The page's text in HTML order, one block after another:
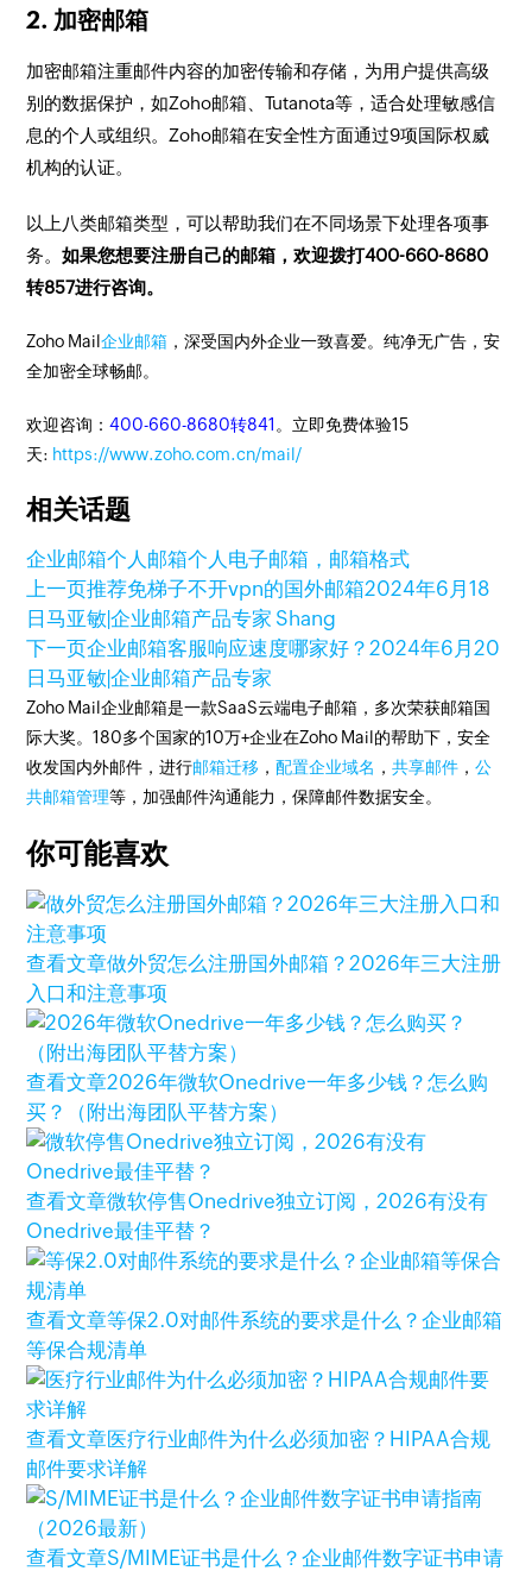
2. 加密邮箱
加密邮箱注重邮件内容的加密传输和存储，为用户提供高级
别的数据保护，如Zoho邮箱、Tutanota等，适合处理敏感信
息的个人或组织。Zoho邮箱在安全性方面通过9项国际权威
机构的认证。
以上八类邮箱类型，可以帮助我们在不同场景下处理各项事
务。如果您想要注册自己的邮箱，欢迎拨打400-660-8680
转857进行咨询。
Zoho Mail企业邮箱 ，深受国内外企业一致喜爱。纯净无广告，安
全加密全球畅邮。
欢迎咨询：400-660-8680转841 。立即免费体验15
天: https://www.zoho.com.cn/mail/
相关话题
企业邮箱个人邮箱个人电子邮箱，邮箱格式
上一页推荐免梯子不开vpn的国外邮箱2024年6月18
日马亚敏|企业邮箱产品专家 Shang
下一页企业邮箱客服响应速度哪家好？2024年6月20
日马亚敏|企业邮箱产品专家
Zoho Mail企业邮箱是一款SaaS云端电子邮箱，多次荣获邮箱国
际大奖。180多个国家的10万+企业在Zoho Mail的帮助下，安全
收发国内外邮件，进行邮箱迁移 ，配置企业域名 ，共享邮件 ，公
共邮箱管理等，加强邮件沟通能力，保障邮件数据安全。
你可能喜欢
查看文章做外贸怎么注册国外邮箱？2026年三大注册
入口和注意事项
查看文章2026年微软Onedrive一年多少钱？怎么购
买？（附出海团队平替方案）
查看文章微软停售Onedrive独立订阅，2026有没有
Onedrive最佳平替？
查看文章等保2.0对邮件系统的要求是什么？企业邮箱
等保合规清单
查看文章医疗行业邮件为什么必须加密？HIPAA合规
邮件要求详解
查看文章S/MIME证书是什么？企业邮件数字证书申请